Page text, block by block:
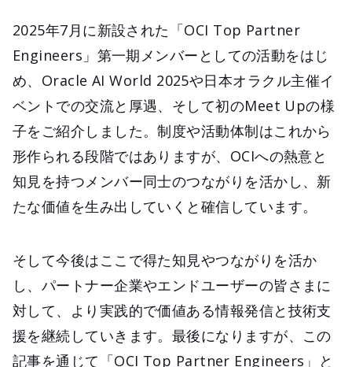
2025年7月に新設された「OCI Top Partner
Engineers」第一期メンバーとしての活動をはじ
め、Oracle AI World 2025や日本オラクル主催イ
ベントでの交流と厚遇、そして初のMeet Upの様
子をご紹介しました。制度や活動体制はこれから
形作られる段階ではありますが、OCIへの熱意と
知見を持つメンバー同士のつながりを活かし、新
たな価値を生み出していくと確信しています。
そして今後はここで得た知見やつながりを活か
し、パートナー企業やエンドユーザーの皆さまに
対して、より実践的で価値ある情報発信と技術支
援を継続していきます。最後になりますが、この
記事を通じて「OCI Top Partner Engineers」と